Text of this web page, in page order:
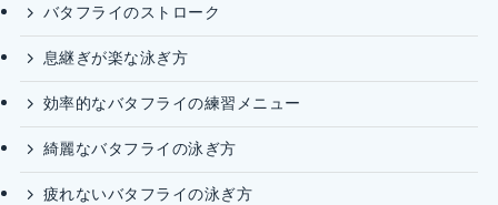
バタフライのストローク
息継ぎが楽な泳ぎ方
効率的なバタフライの練習メニュー
綺麗なバタフライの泳ぎ方
疲れないバタフライの泳ぎ方